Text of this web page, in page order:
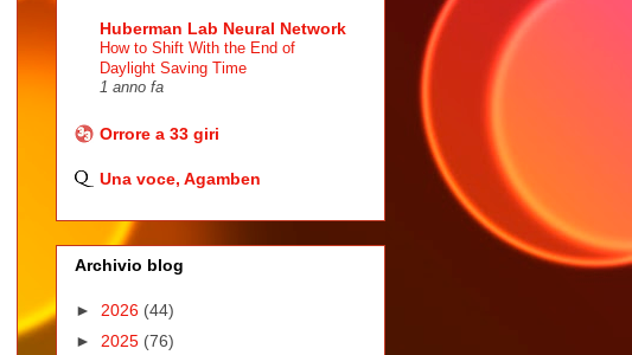
Huberman Lab Neural Network
How to Shift With the End of
Daylight Saving Time
1 anno fa
Orrore a 33 giri
Una voce, Agamben
Archivio blog
► 2026 (44)
► 2025 (76)